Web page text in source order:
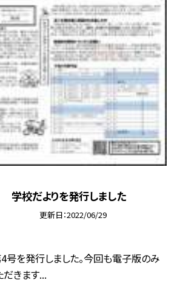
学校だよりを発行しました
更新日 2022/06/29
号を発行しました。今回も電子版のみ
きます...